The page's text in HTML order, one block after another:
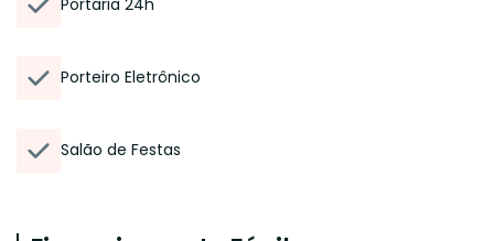
Portaria 24h
Porteiro Eletrônico
Salão de Festas